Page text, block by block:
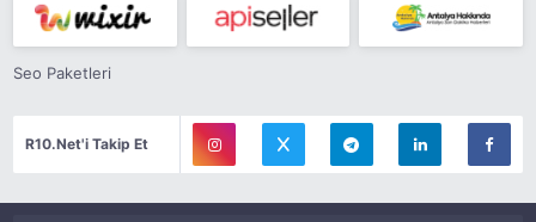
Seo Paketleri
R10.Net'i Takip Et